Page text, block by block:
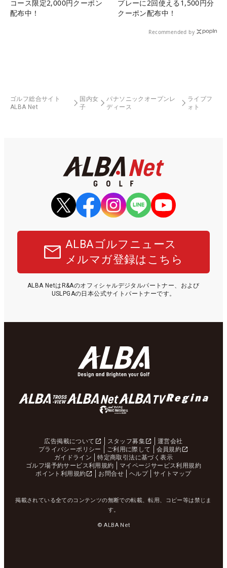
コース限定2,000円クーポン
配布中！
プレーに2回使える1,500円分
クーポン配布中！
Recommended by
ゴルフ総合サイト
ALBA Net
国内女
子
パナソニックオープンレ
ディース
ライブフ
ォト
ALBAゴルフニュース
メルマガ登録はこちら
ALBA NetはR&Aのオフィシャルデジタルパートナー、および
USLPGAの日本公式サイトパートナーです。
広告掲載について スタッフ募集
運営会社
プライバシーポリシー
ご利用に際して
会員規約
ガイドライン
特定商取引法に基づく表示
ゴルフ場予約サービス利用規約
マイページサービス利用規約
ポイント利用規約
お問合せ ヘルプ サイトマップ
掲載されている全てのコンテンツの無断での転載、転用、コピー等は禁じま
す。
© ALBA Net